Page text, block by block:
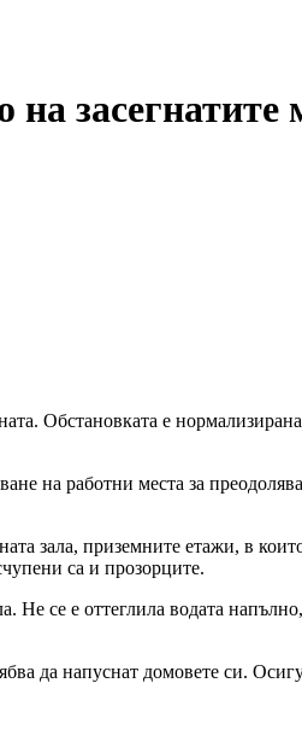
засегнатите
Обстановката е
на работни места за
зала, приземните етажи, в
са и прозорците.
се е оттеглила водата
да напуснат домовете си.